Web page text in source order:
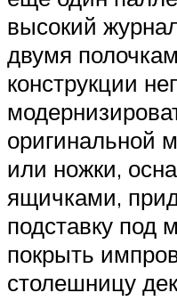
высокий
двумя
конструкции
оригинальной
или ножки,
ящичками,
подставку под
покрыть
столешницу